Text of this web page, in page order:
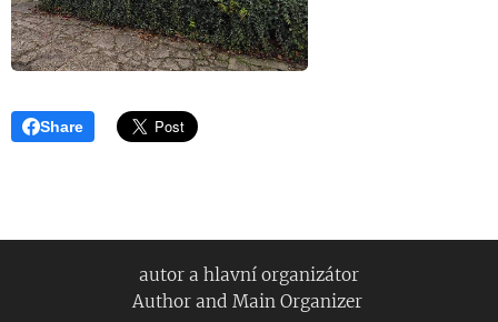
Share
autor a hlavní organizátor
Author and Main Organizer